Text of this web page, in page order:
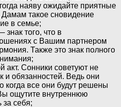
наяву ожидайте приятные
такое сновидение
в семье;
того, что в
с Вашим партнером
Также это знак полного
акт. Сонники советуют не
и обязанностей. Ведь они
когда все они будут решены
ощутите внутреннюю
за себя;